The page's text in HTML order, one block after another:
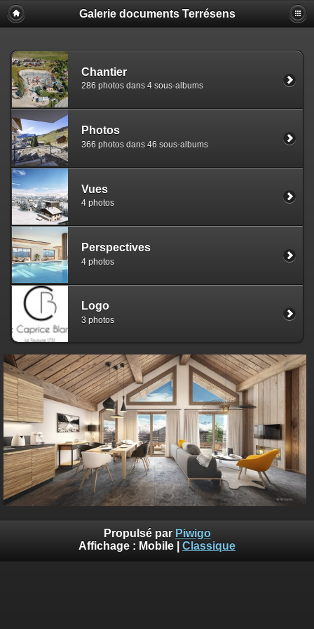
Galerie documents Terrésens
Chantier
286 photos dans 4 sous-albums
Photos
366 photos dans 46 sous-albums
Vues
4 photos
Perspectives
4 photos
Logo
3 photos
Propulsé par Piwigo
Affichage : Mobile Classique